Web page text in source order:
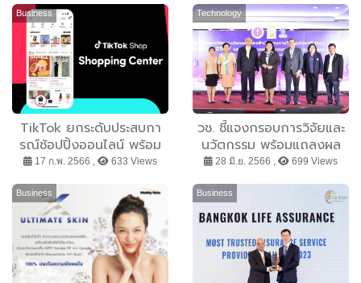
Business
TikTok ยกระดับประสบกา
รณ์ช้อปปิ้งออนไลน์ พร้อม
ปลดล็อกศักยภาพ
Shop Shopping Center
17 ก.พ. 2566 , 633 Views
Technology
วช. ชี้แจงกรอบการวิจัยและ
นวัตกรรม พร้อมแถลงผล
สำเร็จจากการวิจัยและ
การเกษตร NRCT Open
House 2023
28 มิ.ย. 2566 , 699 Views
Business Business